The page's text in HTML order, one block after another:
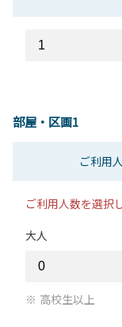
部屋・区画1
ご利用
ご利用人数を選択
大人
高校生以上